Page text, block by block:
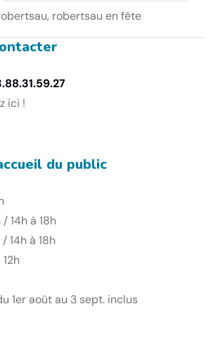
robertsau en fête
ici !
du public
/ 14h à 18h
14h à 18h
1er août au 3 sept. inclus